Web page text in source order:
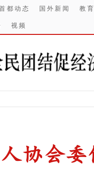
都动态 国外新闻
教
视频
协会